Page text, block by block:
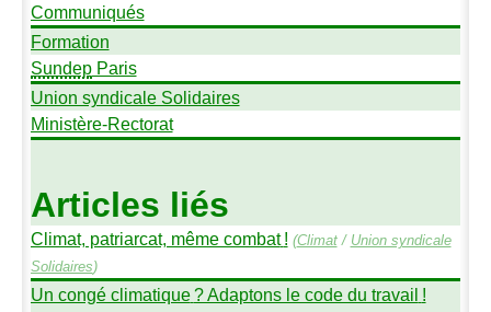
Communiqués
Formation
SundepParis
Union syndicale Solidaires
Ministère-Rectorat
Articles liés
Climat, patriarcat, même combat ! (Climat/ Union syndicale
Solidaires)
Un congé climatique? Adaptons le code du travail !